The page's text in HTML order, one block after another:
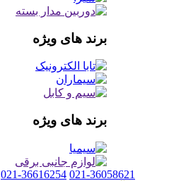
برند های ویژه
برند های ویژه
021-36058621
021-36616254